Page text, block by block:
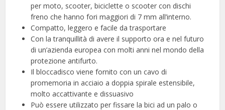
per moto, scooter, biciclette o scooter con dischi
freno che hanno fori maggiori di 7 mm all’interno.
Compatto, leggero e facile da trasportare
Con la tranquillità di avere il supporto ora e nel futuro
di un’azienda europea con molti anni nel mondo della
protezione antifurto.
Il bloccadisco viene fornito con un cavo di
promemoria in acciaio a doppia spirale estensibile,
molto accattivante e dissuasivo
Può essere utilizzato per fissare la bici ad un palo o